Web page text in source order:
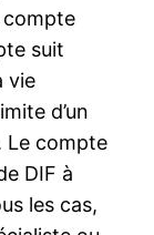
compte
suit
vie
d’un
Le compte
DIF à
les cas,